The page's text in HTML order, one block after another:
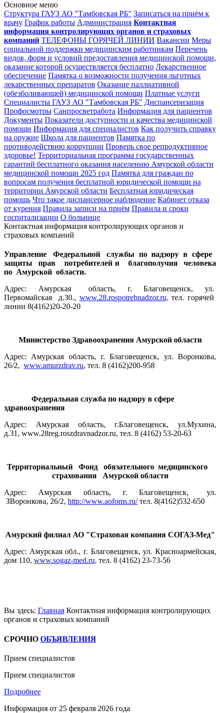
Основное меню
Структура ГАУЗ АО "Тамбовская РБ" Записаться на приём к
врачу График работы Администрация Контактная
информация контролирующих органов и страховых
компаний ТЕЛЕФОНЫ ГОРЯЧЕЙ ЛИНИИ Вакансии Меры
социальной поддержки медицинским работникам Перечень
видов, форм и условий предоставления медицинской помощи,
оказание которой осуществляется бесплатно Лекарственное
обеспечение Памятка о возможности получения льготных
лекарственных препаратов Оказание паллиативной
(обезболивающей) медицинской помощи Платные услуги
Специалисты ГАУЗ АО "Тамбовская РБ" Диспансеризация
Профосмотры Санпросветработа Информация для пациентов
Документы Показатели доступности и качества медицинской
помощи Информация для специалистов Как получить справку
на оружие Школа для пациентов Памятка по
противодействию коррупции Проверь свое репродуктивное
здоровье! Территориальная программа государственных
гарантий бесплатного оказания населению Амурской области
медицинской помощи 2025 год Памятка для граждан по
вопросам получения бесплатной юридической помощи на
территории Амурской области Бесплатная юридическая
помощь Что такое диспансерное наблюдение Кабинет отказа
от курения Правила записи на приём Правила и сроки
госпитализации О больнице
Контактная информация контролирующих органов и
страховых компаний
Управление Федеральной службы по надзору в сфере
защиты прав потребителей и благополучия человека
по Амурской области.
Адрес: Амурская область, г. Благовещенск, ул.
Первомайская д.30., www.28.rospotrebnadzor.ru, тел. горячей
линии 8(4162)20-20-20
Министерство Здравоохранения Амурской области
Адрес: Амурская область, г. Благовещенск, ул. Воронкова,
26/2, www.amurzdrav.ru, тел. 8 (4162)200-958
Федеральная служба по надзору в сфере
здравоохранения
Адрес: Амурская область, г.Благовещенск, ул.Мухина,
д.31, www.28reg.roszdravnadzor.ru, тел. 8 (4162) 53-20-63
Территориальный Фонд обязательного медицинского
страхования Амурской области
Адрес: Амурская область, г. Благовещенск, ул.
ЗВоронкова, 26/2, http://www.aofoms.ru/тел. 8(4162)532-650
Амурский филиал АО "Страховая компания СОГАЗ-Мед"
Адрес: Амурская обл., г. Благовещенск, ул. Красноармейская,
дом 110, www.sogaz-med.ru, тел. 8 (4162) 23-73-56
Вы здесь: Главная Контактная информация контролирующих
органов и страховых компаний
СРОЧНО ОБЪЯВЛЕНИЯ
Прием специалистов
Прием специалистов
Подробнее
Информация от 25 февраля 2026 года